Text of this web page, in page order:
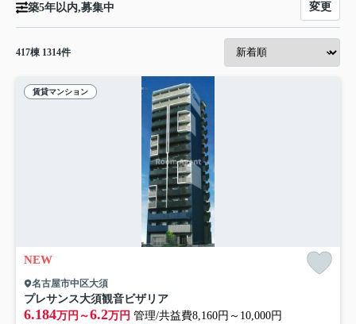
築5年以内,募集中 変更
417棟 1314件
賃貸マンション
NEW
名古屋市中区大須
プレサンス大須観音ビザリア
6.184万円～6.2万円 管理/共益費8,160円～10,000円